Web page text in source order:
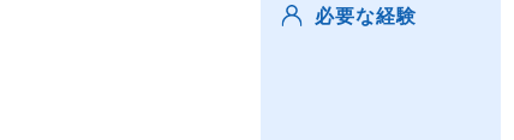
必要な経験